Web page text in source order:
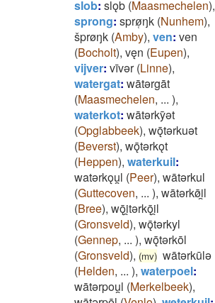
slob: slǫb (Maasmechelen),
sprong: sprø̜ŋk (Nunhem),
šprøŋk (Amby), ven: ven
(Bocholt), vęn (Eupen),
vijver: vīvǝr(Linne),
watergat: wātǝrgāt
(Maasmechelen, ... ),
waterkot: wātǝrkȳǝt
(Opglabbeek), wǭtǝrkuǝt
(Beverst), wǭtǝrkǫt
(Heppen), waterkuil:
watǝrkǫu̯l (Peer), wātǝrkul
(Guttecoven, ... ), wātǝrkø̄i̯l
(Bree), wǭi̯tǝrkǭi̯l
(Gronsveld), wǭtǝrkyl
(Gennep, ... ), wǭtǝrkōl
(Gronsveld), (mv) wātǝrkūlǝ
(Helden, ... ), waterpoel:
wātǝrpou̯l (Merkelbeek),